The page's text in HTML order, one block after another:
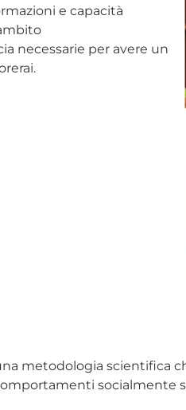
e capacità
necessarie per avere un
metodologia scientifica
socialmente